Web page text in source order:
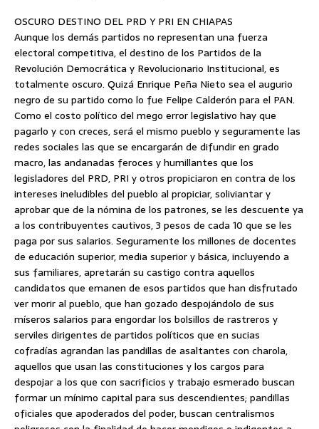
OSCURO DESTINO DEL PRD Y PRI EN CHIAPAS
Aunque los demás partidos no representan una fuerza
electoral competitiva, el destino de los Partidos de la
Revolución Democrática y Revolucionario Institucional, es
totalmente oscuro. Quizá Enrique Peña Nieto sea el augurio
negro de su partido como lo fue Felipe Calderón para el PAN.
Como el costo político del mego error legislativo hay que
pagarlo y con creces, será el mismo pueblo y seguramente las
redes sociales las que se encargarán de difundir en grado
macro, las andanadas feroces y humillantes que los
legisladores del PRD, PRI y otros propiciaron en contra de los
intereses ineludibles del pueblo al propiciar, soliviantar y
aprobar que de la nómina de los patrones, se les descuente ya
a los contribuyentes cautivos, 3 pesos de cada 10 que se les
paga por sus salarios. Seguramente los millones de docentes
de educación superior, media superior y básica, incluyendo a
sus familiares, apretarán su castigo contra aquellos
candidatos que emanen de esos partidos que han disfrutado
ver morir al pueblo, que han gozado despojándolo de sus
míseros salarios para engordar los bolsillos de rastreros y
serviles dirigentes de partidos políticos que en sucias
cofradías agrandan las pandillas de asaltantes con charola,
aquellos que usan las constituciones y los cargos para
despojar a los que con sacrificios y trabajo esmerado buscan
formar un mínimo capital para sus descendientes; pandillas
oficiales que apoderados del poder, buscan centralismos